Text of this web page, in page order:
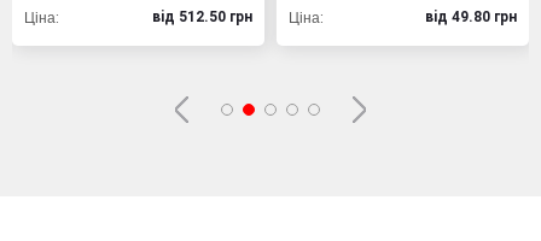
Ціна:
вiд 512.50 грн
Ціна:
вiд 49.80 грн